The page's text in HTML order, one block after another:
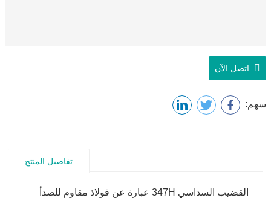
اتصل الآن
سهم:
تفاصيل المنتج
القضيب السداسي 347H عبارة عن فولاذ مقاوم للصدأ